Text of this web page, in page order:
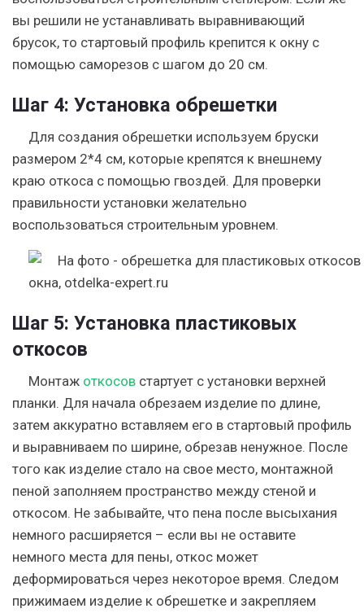
вы решили не устанавливать выравнивающий
брусок, то стартовый профиль крепится к окну с
помощью саморезов с шагом до 20 см.
Шаг 4: Установка обрешетки
Для создания обрешетки используем бруски
размером 2*4 см, которые крепятся к внешнему
краю откоса с помощью гвоздей. Для проверки
правильности установки желательно
воспользоваться строительным уровнем.
Шаг 5: Установка пластиковых
откосов
Монтаж откосов стартует с установки верхней
планки. Для начала обрезаем изделие по длине,
затем аккуратно вставляем его в стартовый профиль
и выравниваем по ширине, обрезав ненужное. После
того как изделие стало на свое место, монтажной
пеной заполняем пространство между стеной и
откосом. Не забывайте, что пена после высыхания
немного расширяется – если вы не оставите
немного места для пены, откос может
деформироваться через некоторое время. Следом
прижимаем изделие к обрешетке и закрепляем